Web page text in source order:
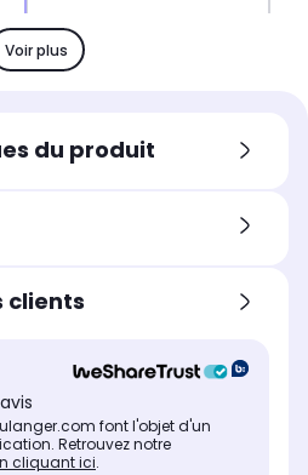
Puissance
1.500 W
Arrêt automatique de
l'écoulement de la boisson
30 s
Voir plus
du produit
clients
font l'objet d'un
Retrouvez notre
cliquant ici.